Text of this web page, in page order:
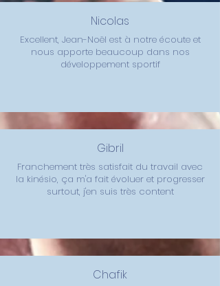
Nicolas
Excellent, Jean-Noël est à notre écoute et
nous apporte beaucoup dans nos
développement sportif
Gibril
Franchement très satisfait du travail avec
la kinésio, ça m'a fait évoluer et progresser
surtout, j'en suis très content
Chafik